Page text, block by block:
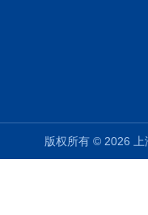
版权所有 © 2026